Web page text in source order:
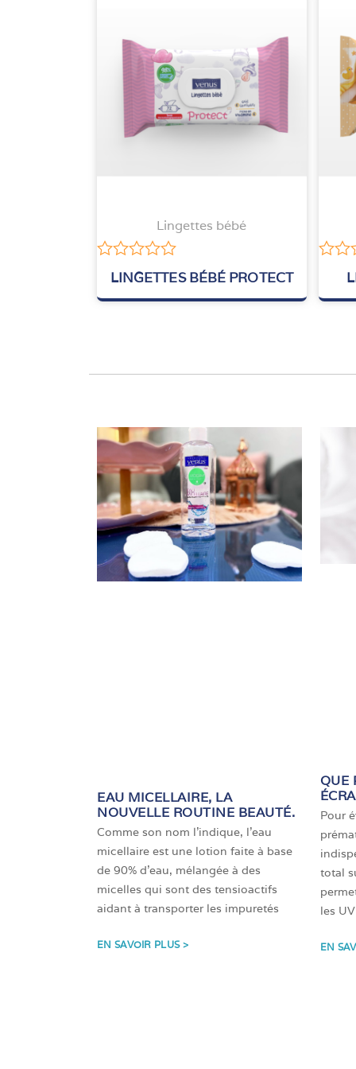
Lingettes bébé
Note
sur
LINGETTES BÉBÉ PROTECT
Note
sur
EAU MICELLAIRE, LA
NOUVELLE ROUTINE BEAUTÉ.
Comme son nom l’indique, l’eau
micellaire est une lotion faite à base
de 90% d’eau, mélangée à des
micelles qui sont des tensioactifs
aidant à transporter les impuretés
EN SAVOIR PLUS >
QUE
Pour
total
les
EN